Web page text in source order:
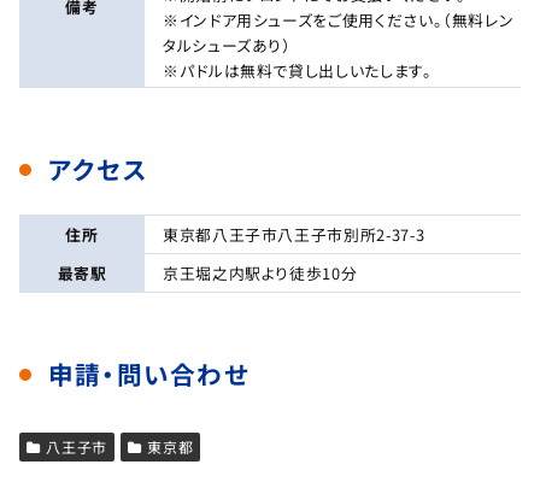
備考
※インドア用シューズをご使用ください。（無料レン
タルシューズあり）
※パドルは無料で貸し出しいたします。
アクセス
住所
東京都八王子市八王子市別所2-37-3
最寄駅
京王堀之内駅より徒歩10分
申請・問い合わせ
八王子市 東京都